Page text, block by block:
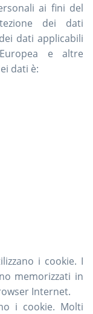
ai fini del
dei dati
dati applicabili
e altre
dati è:
i cookie. I
memorizzati in
Internet.
i cookie. Molti